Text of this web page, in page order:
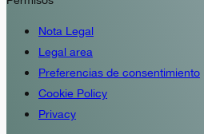
Nota Legal
Legal area
Preferencias de consentimiento
Cookie Policy
Privacy